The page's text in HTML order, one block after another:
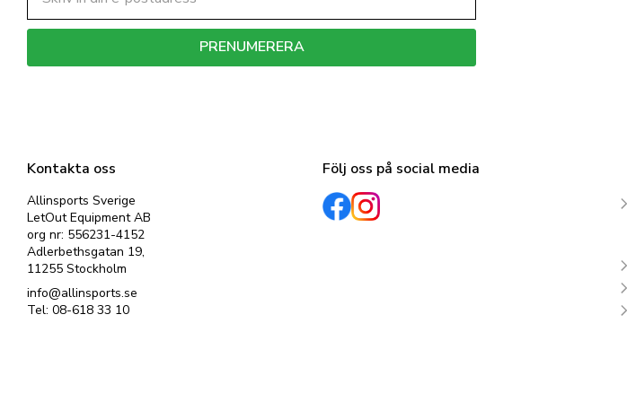
Kontakta oss
Allinsports Sverige
LetOut Equipment AB
org nr: 556231-4152
Adlerbethsgatan 19,
11255 Stockholm
info@allinsports.se
Tel: 08-618 33 10
Följ oss på social media
PRENUMERERA